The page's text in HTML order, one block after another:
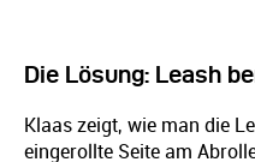
Die Lösung: Leash
Klaas zeigt, wie man die
eingerollte Seite am